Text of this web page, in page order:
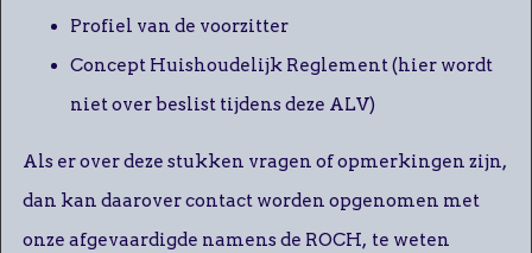
Profiel van de voorzitter
Concept Huishoudelijk Reglement (hier wordt
niet over beslist tijdens deze ALV)
Als er over deze stukken vragen of opmerkingen zijn,
dan kan daarover contact worden opgenomen met
onze afgevaardigde namens de ROCH, te weten